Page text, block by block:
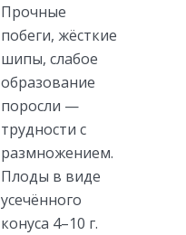
Прочные
побеги, жёсткие
шипы, слабое
образование
поросли —
трудности с
размножением.
Плоды в виде
усечённого
конуса 4–10 г.